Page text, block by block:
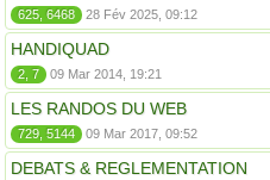
625, 6468 28 Fév 2025, 09:12
HANDIQUAD
2, 7 09 Mar 2014, 19:21
LES RANDOS DU WEB
729, 5144 09 Mar 2017, 09:52
DEBATS & REGLEMENTATION